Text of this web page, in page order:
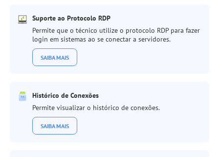
Suporte ao Protocolo RDP
Permite que o técnico utilize o protocolo RDP para fazer
login em sistemas ao se conectar a servidores.
SAIBA MAIS
Histórico de Conexões
Permite visualizar o histórico de conexões.
SAIBA MAIS